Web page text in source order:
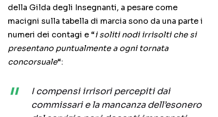
della Gilda degli Insegnanti, a pesare come
macigni sulla tabella di marcia sono da una parte i
numeri dei contagi e “i soliti nodi irrisolti che si
presentano puntualmente a ogni tornata
concorsuale“:
I compensi irrisori percepiti dai
commissari e la mancanza dell’esonero